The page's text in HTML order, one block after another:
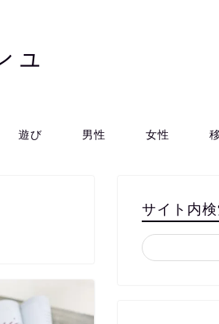
ュ
遊び 男性 女性
サイト内